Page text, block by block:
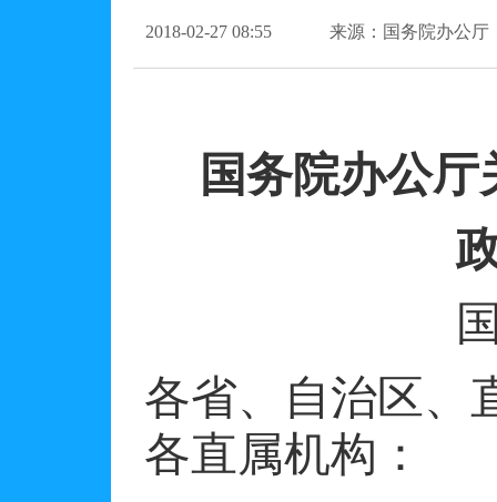
2018-02-27 08:55 来源：国务院办公厅
国务院办公
各省、自治区、
各直属机构：